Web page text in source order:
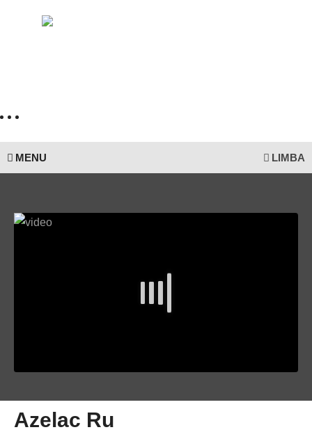
MENU LIMBA
Azelac Ru